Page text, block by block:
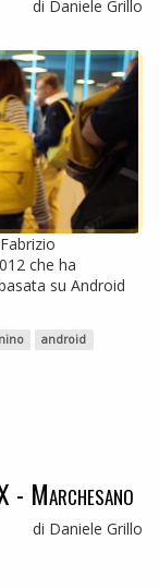
di Daniele Grillo
che ha
su Android
android
- Marchesano
di Daniele Grillo